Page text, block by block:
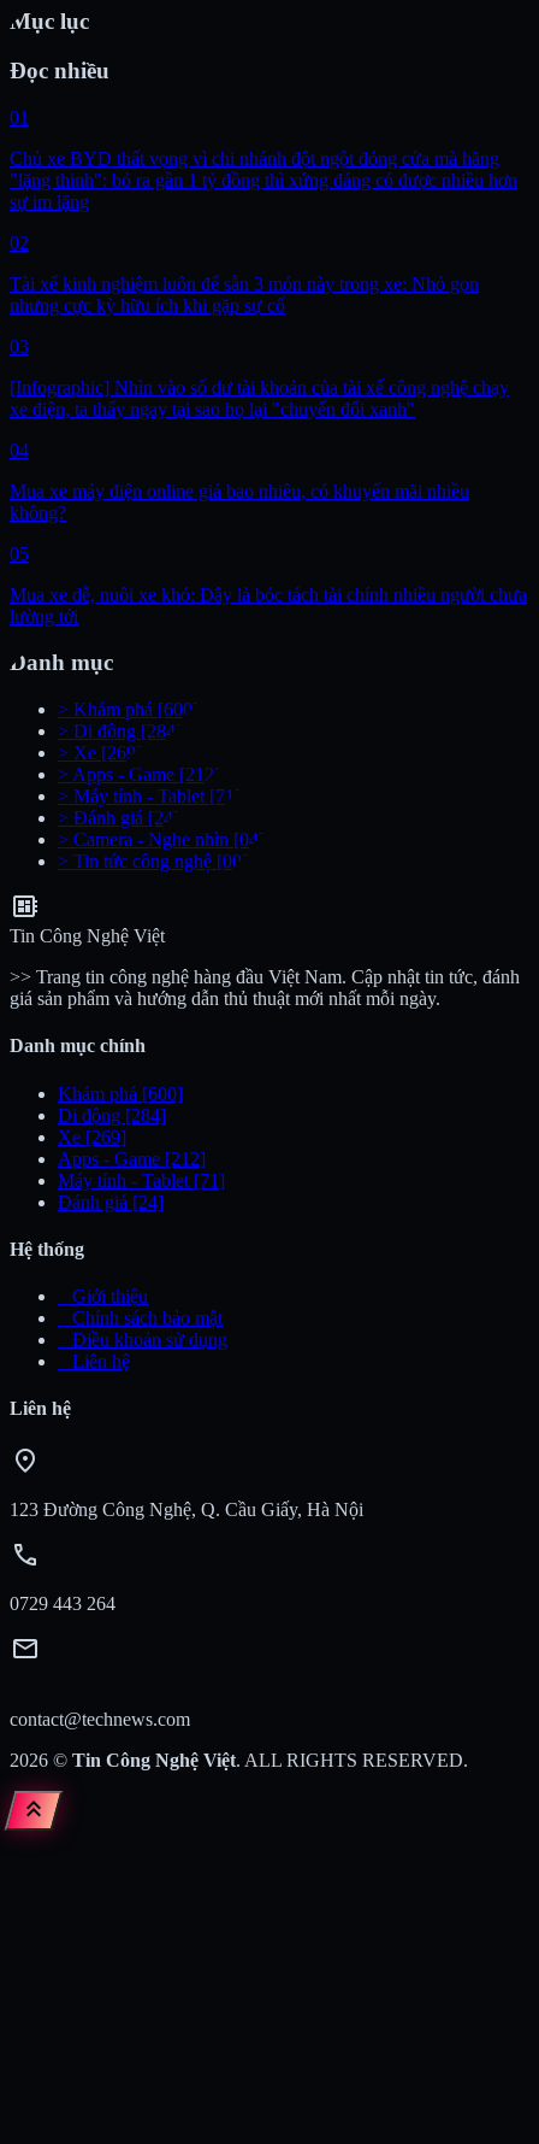
Mục lục
Đọc nhiều
01
Chủ xe BYD thất vọng vì chi nhánh đột ngột đóng cửa mà hãng
"lặng thinh": bỏ ra gần 1 tỷ đồng thì xứng đáng có được nhiều hơn
sự im lặng
02
Tài xế kinh nghiệm luôn để sẵn 3 món này trong xe: Nhỏ gọn
nhưng cực kỳ hữu ích khi gặp sự cố
03
[Infographic] Nhìn vào số dư tài khoản của tài xế công nghệ chạy
xe điện, ta thấy ngay tại sao họ lại "chuyển đổi xanh"
04
Mua xe máy điện online giá bao nhiêu, có khuyến mãi nhiều
không?
05
Mua xe dễ, nuôi xe khó: Đây là bóc tách tài chính nhiều người chưa
lường tới
Danh mục
> Khám phá [600]
> Di động [284]
> Xe [269]
> Apps - Game [212]
> Máy tính - Tablet [71]
> Đánh giá [24]
> Camera - Nghe nhìn [04]
> Tin tức công nghệ [00]
developer_board
Tin Công Nghệ Việt
>> Trang tin công nghệ hàng đầu Việt Nam. Cập nhật tin tức, đánh
giá sản phẩm và hướng dẫn thủ thuật mới nhất mỗi ngày.
Danh mục chính
Khám phá [600]
Di động [284]
Xe [269]
Apps - Game [212]
Máy tính - Tablet [71]
Đánh giá [24]
Hệ thống
Giới thiệu
Chính sách bảo mật
Điều khoản sử dụng
Liên hệ
Liên hệ
location_on
123 Đường Công Nghệ, Q. Cầu Giấy, Hà Nội
call
0729 443 264
mail
contact@technews.com
2026 © Tin Công Nghệ Việt. ALL RIGHTS RESERVED.
keyboard_double_arrow_up